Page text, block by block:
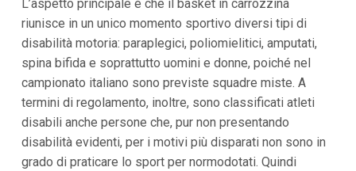
L’aspetto principale è che il basket in carrozzina
riunisce in un unico momento sportivo diversi tipi di
disabilità motoria: paraplegici, poliomielitici, amputati,
spina bifida e soprattutto uomini e donne, poiché nel
campionato italiano sono previste squadre miste. A
termini di regolamento, inoltre, sono classificati atleti
disabili anche persone che, pur non presentando
disabilità evidenti, per i motivi più disparati non sono in
grado di praticare lo sport per normodotati. Quindi